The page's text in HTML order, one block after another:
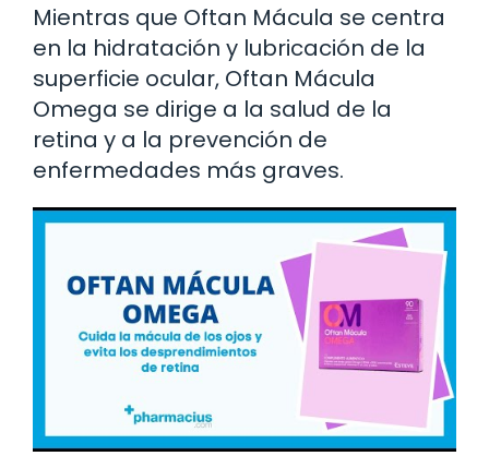
Mientras que Oftan Mácula se centra
en la hidratación y lubricación de la
superficie ocular, Oftan Mácula
Omega se dirige a la salud de la
retina y a la prevención de
enfermedades más graves.